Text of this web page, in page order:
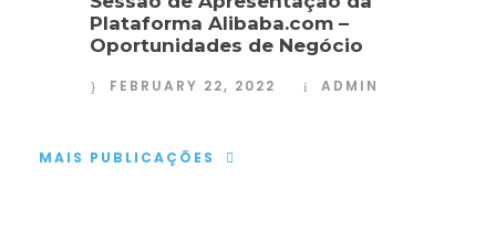
Plataforma Alibaba.com –
Oportunidades de Negócio
FEBRUARY 22, 2022 ADMIN
MAIS PUBLICAÇÕES